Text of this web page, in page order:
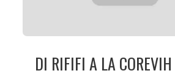
DI RIFIFI A LA